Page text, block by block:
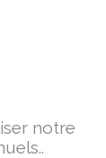
notre